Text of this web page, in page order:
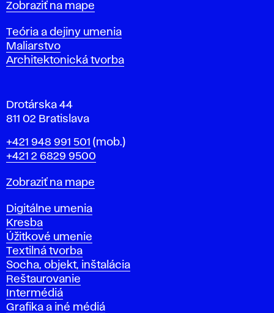
i
l
a
v
Mapa
Zobraziť na mape
Katedry
Teória a dejiny umenia
Maliarstvo
Architektonická tvorba
Drotárska 44
811 02 Bratislava
Telefón
+421 948 991 501 (mob.)
+421 2 6829 9500
Mapa
Zobraziť na mape
Katedry
Digitálne umenia
Kresba
Úžitkové umenie
Textilná tvorba
Socha, objekt, inštalácia
Reštaurovanie
Intermédiá
Grafika a iné médiá